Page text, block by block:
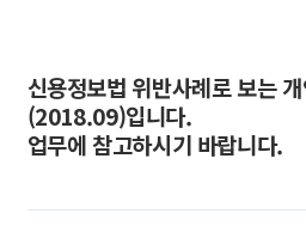
신용정보법 위반사례로 보는
(2018.09)입니다.
업무에 참고하시기 바랍니다.